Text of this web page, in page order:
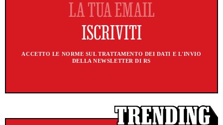
ACCETTO LE NORME SUL TRATTAMENTO DEI DATI E L'INVIO
DELLA NEWSLETTER DI RS